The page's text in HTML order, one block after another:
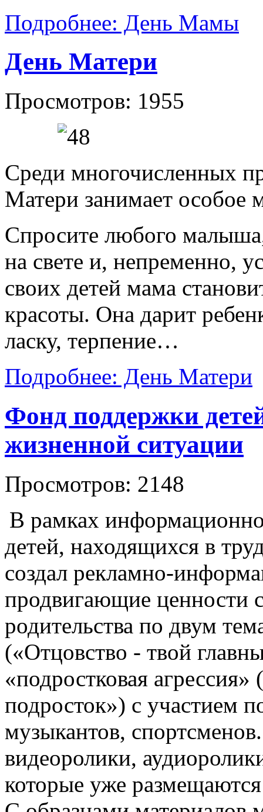
Подробнее: День Мамы
День Матери
Просмотров: 1955
Среди многочисленных
Матери занимает особое
Спросите любого
на свете и, непременно,
своих детей мама
красоты. Она дарит
ласку, терпение…
Подробнее: День Матери
Фонд поддержки
жизненной ситуации
Просмотров: 2148
В рамках
детей, находящихся в
создал рекламно-
продвигающие ценности
родительства по двум
(«Отцовство - твой
«подростковая
подросток») с участием
музыкантов,
видеоролики,
которые уже